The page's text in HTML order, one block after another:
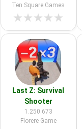
Ten Square Games
★★★★★
Last Z: Survival
Shooter
1.250.673
Florere Game